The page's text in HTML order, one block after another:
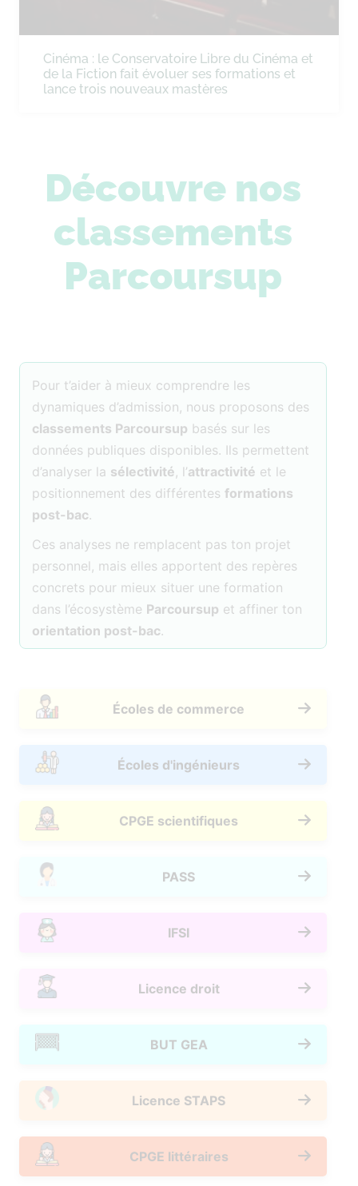
Cinéma : le Conservatoire Libre du Cinéma et
de la Fiction fait évoluer ses formations et
lance trois nouveaux mastères
Découvre nos
classements
Parcoursup
Pour t’aider à mieux comprendre les
dynamiques d’admission, nous proposons des
classements Parcoursup basés sur les
données publiques disponibles. Ils permettent
d’analyser la sélectivité, l’attractivité et le
positionnement des différentes formations
post-bac.
Ces analyses ne remplacent pas ton projet
personnel, mais elles apportent des repères
concrets pour mieux situer une formation
dans l’écosystème Parcoursup et affiner ton
orientation post-bac.
Écoles de commerce
Écoles d'ingénieurs
CPGE scientifiques
PASS
IFSI
Licence droit
BUT GEA
Licence STAPS
CPGE littéraires